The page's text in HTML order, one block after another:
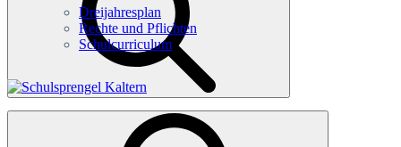
Dreijahresplan
Rechte und Pflichten
Schulcurriculum
Häufige Suchanfragen